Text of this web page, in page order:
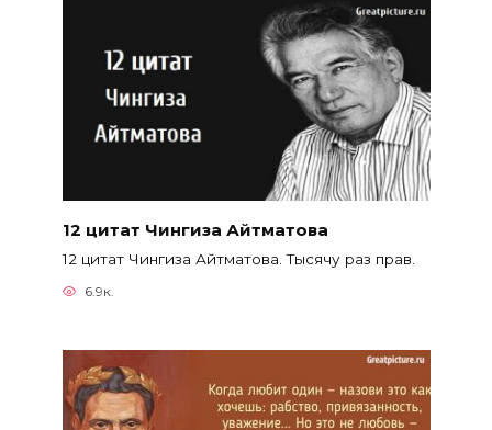
12 цитат Чингиза Айтматова
12 цитат Чингиза Айтматова. Тысячу раз прав.
6.9к.